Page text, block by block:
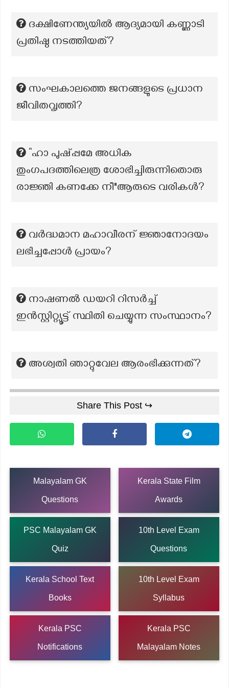
ദക്ഷിണേന്ത്യയിൽ ആദ്യമായി കണ്ണാടി
പ്രതിഷ്ഠ നടത്തിയത്?
സംഘകാലത്തെ ജനങ്ങളുടെ പ്രധാന
ജീവിതവൃത്തി?
“ഹാ പുഷ്പ്പമേ അധിക
തുംഗപദത്തിലെത്ര ശോഭിച്ചിരുന്നിതൊരു
രാജ്ഞി കണക്കേ നീ"ആരുടെ വരികൾ?
വർദ്ധമാന മഹാവീരന് ജ്ഞാനോദയം
ലഭിച്ചപ്പോൾ പ്രായം?
നാഷണല്‍ ഡയറി റിസര്‍ച്ച്
ഇന്‍സ്റ്റിറ്റ്യൂട്ട് സ്ഥിതി ചെയ്യുന്ന സംസ്ഥാനം?
അശ്വതി ഞാറ്റുവേല ആരംഭിക്കുന്നത്?
Share This Post ↪
Malayalam GK
Questions
Kerala State Film
Awards
PSC Malayalam GK
Quiz
10th Level Exam
Questions
Kerala School Text
Books
10th Level Exam
Syllabus
Kerala PSC
Notifications
Kerala PSC
Malayalam Notes